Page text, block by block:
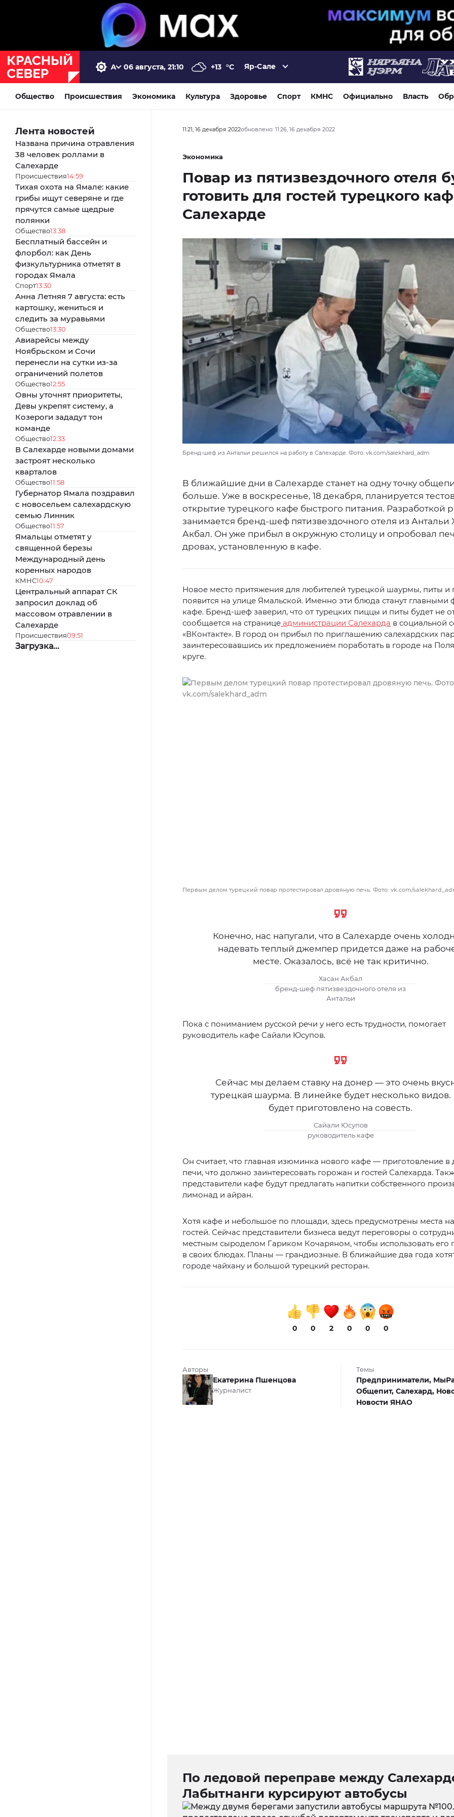
06 августа, 21:10 +13 °C Яр-Сале
Общество Происшествия Экономика Культура Здоровье Спорт КМНС Официально Власть
Лента новостей
Названа причина отравления
38 человек роллами в
Салехарде
Происшествия14:59
Тихая охота на Ямале: какие
грибы ищут северяне и где
прячутся самые щедрые
полянки
Общество13:38
Бесплатный бассейн и
флорбол: как День
физкультурника отметят в
городах Ямала
Спорт13:30
Анна Летняя 7 августа: есть
картошку, жениться и
следить за муравьями
Общество13:30
Авиарейсы между
Ноябрьском и Сочи
перенесли на сутки из-за
ограничений полетов
Общество12:55
Овны уточнят приоритеты,
Девы укрепят систему, а
Козероги зададут тон
команде
Общество12:33
В Салехарде новыми домами
застроят несколько
кварталов
Общество11:58
Губернатор Ямала поздравил
с новосельем салехардскую
семью Линник
Общество11:57
Ямальцы отметят у
священной березы
Международный день
коренных народов
КМНС10:47
Центральный аппарат СК
запросил доклад об
массовом отравлении в
Салехарде
Происшествия09:51
Загрузка...
11:21, 16 декабря 2022обновлено: 11:26, 16 декабря 2022
Экономика
Повар из пятизвездочного отеля
готовить для гостей турецкого
Салехарде
Бренд-шеф из Антальи решился на работу в Салехарде. Фото: vk.com/salekhard_adm
В ближайшие дни в Салехарде станет на одну точку
больше. Уже в воскресенье, 18 декабря, планируется
открытие турецкого кафе быстрого питания. Разработкой
занимается бренд-шеф пятизвездочного отеля из Антальи
Акбал. Он уже прибыл в окружную столицу и опробовал
дровах, установленную в кафе.
Новое место притяжения для любителей турецкой шаурмы, питы и
появится на улице Ямальской. Именно эти блюда станут
кафе. Бренд-шеф заверил, что от турецких пиццы и питы будет не
сообщается на странице администрации Салехарда в социальной
«ВКонтакте». В город он прибыл по приглашению салехардских
заинтересовавшись их предложением поработать в городе на
круге.
Первым делом турецкий повар протестировал дровяную печь. Фото: vk.com/
Конечно, нас напугали, что в Салехарде очень
надевать теплый джемпер придется даже на
месте. Оказалось, всё не так критично.
Хасан Акбал
бренд-шеф пятизвездочного отеля из
Антальи
Пока с пониманием русской речи у него есть трудности, помогает
руководитель кафе Сайали Юсупов.
Сейчас мы делаем ставку на донер — это очень
турецкая шаурма. В линейке будет несколько видов.
будет приготовлено на совесть.
Сайали Юсупов
руководитель кафе
Он считает, что главная изюминка нового кафе — приготовление в
печи, что должно заинтересовать горожан и гостей Салехарда.
представители кафе будут предлагать напитки собственного
лимонад и айран.
Хотя кафе и небольшое по площади, здесь предусмотрены места
гостей. Сейчас представители бизнеса ведут переговоры о
местным сыроделом Гариком Кочаряном, чтобы использовать его
в своих блюдах. Планы — грандиозные. В ближайшие два года
городе чайхану и большой турецкий ресторан.
0 0 2 0 0 0
Авторы
Екатерина Пшенцова
Журналист
Темы
Предприниматели,
Общепит, Салехард,
Новости ЯНАО
По ледовой переправе между
Лабытнанги курсируют автобусы